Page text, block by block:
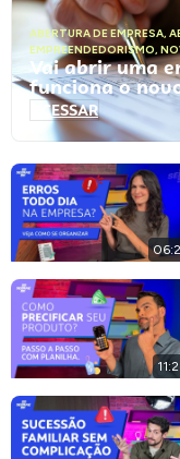
ABERTURA DE EMPRESA,
EMPREENDEDORISMO,
Vai abrir uma
funciona o
ACESSAR